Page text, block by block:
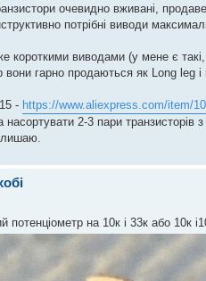
очевидно вживані,
потрібні виводи
короткими виводами (у мене є
гарно продаються як Long leg
- https://www.aliexpress.com/item/
2-3 пари
на 10к і 33к або 10к